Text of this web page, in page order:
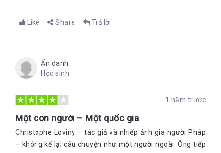
Like Share Trả lời
Ẩn danh
Học sinh
1 năm trước
Một con người – Một quốc gia
Christophe Loviny – tác giả và nhiếp ảnh gia người Pháp
– không kể lại câu chuyện như một người ngoài. Ông tiếp